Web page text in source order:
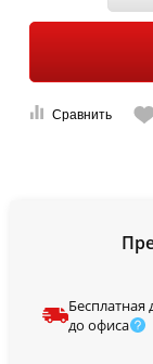
Сравнить
Бесплатная
до офиса